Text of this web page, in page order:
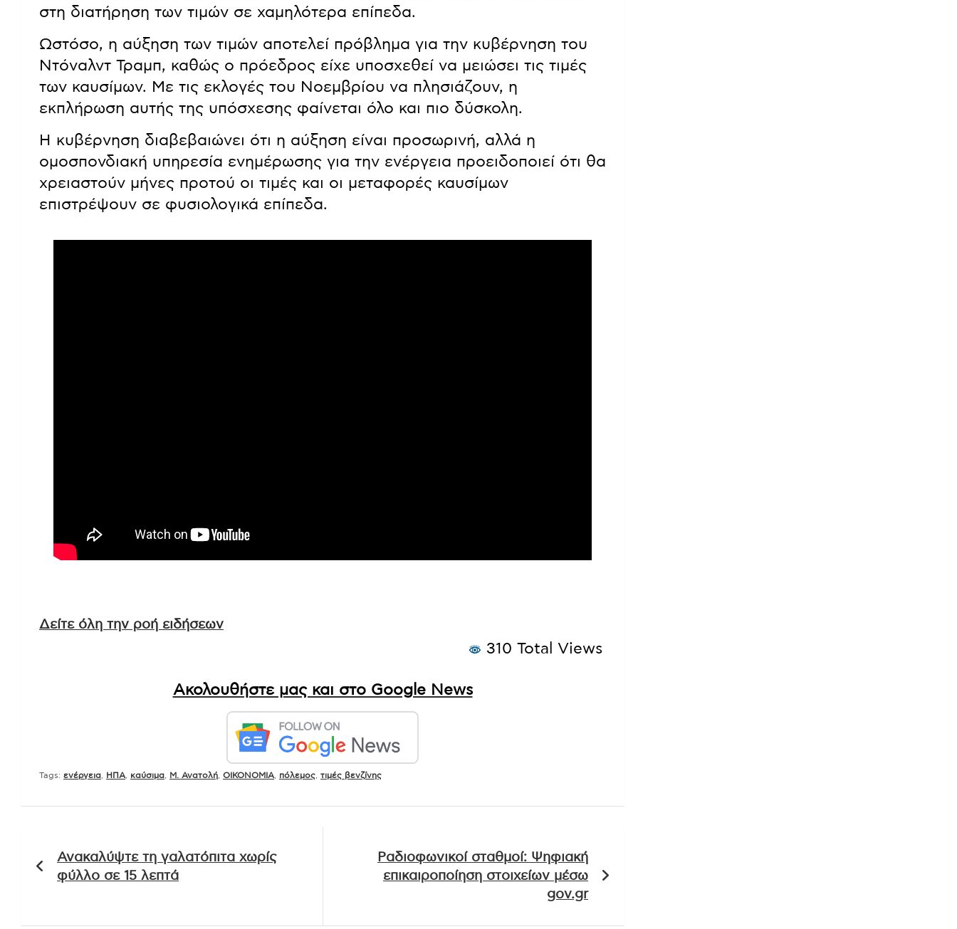
στη διατήρηση των τιμών σε χαμηλότερα επίπεδα.
Ωστόσο, η αύξηση των τιμών αποτελεί πρόβλημα για την κυβέρνηση του
Ντόναλντ Τραμπ, καθώς ο πρόεδρος είχε υποσχεθεί να μειώσει τις τιμές
των καυσίμων. Με τις εκλογές του Νοεμβρίου να πλησιάζουν, η
εκπλήρωση αυτής της υπόσχεσης φαίνεται όλο και πιο δύσκολη.
Η κυβέρνηση διαβεβαιώνει ότι η αύξηση είναι προσωρινή, αλλά η
ομοσπονδιακή υπηρεσία ενημέρωσης για την ενέργεια προειδοποιεί ότι θα
χρειαστούν μήνες προτού οι τιμές και οι μεταφορές καυσίμων
επιστρέψουν σε φυσιολογικά επίπεδα.
Δείτε όλη την ροή ειδήσεων
310 Total Views
Ακολουθήστε μας και στο Google News
Tags: ενέργεια ΗΠΑ καύσιμα Μ. Ανατολή ΟΙΚΟΝΟΜΙΑ πόλεμος τιμές βενζίνης
άρθρων
Ανακαλύψτε τη γαλατόπιτα χωρίς
φύλλο σε 15 λεπτά
Ραδιοφωνικοί σταθμοί: Ψηφιακή
επικαιροποίηση στοιχείων μέσω
gov.gr